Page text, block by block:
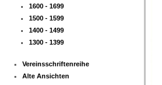
1600 - 1699
1500 - 1599
1400 - 1499
1300 - 1399
Vereinsschriftenreihe
Alte Ansichten